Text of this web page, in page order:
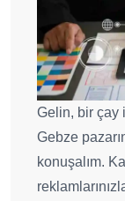
Gelin, bir çay
Gebze
konuşalım.